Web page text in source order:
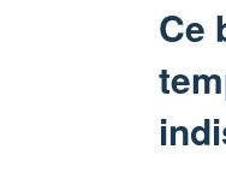
Ce